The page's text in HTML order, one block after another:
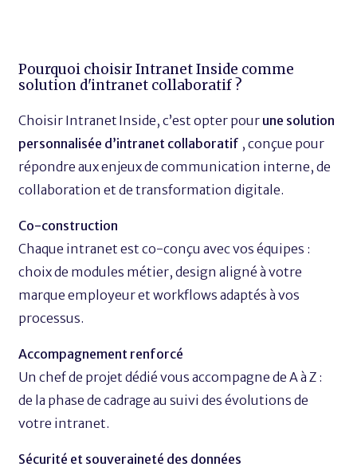
Pourquoi choisir Intranet Inside comme
solution d'intranet collaboratif ?
Choisir Intranet Inside, c’est opter pour une solution
personnalisée d’intranet collaboratif , conçue pour
répondre aux enjeux de communication interne, de
collaboration et de transformation digitale.
Co-construction
Chaque intranet est co-conçu avec vos équipes :
choix de modules métier, design aligné à votre
marque employeur et workflows adaptés à vos
processus.
Accompagnement renforcé
Un chef de projet dédié vous accompagne de A à Z :
de la phase de cadrage au suivi des évolutions de
votre intranet.
Sécurité et souveraineté des données